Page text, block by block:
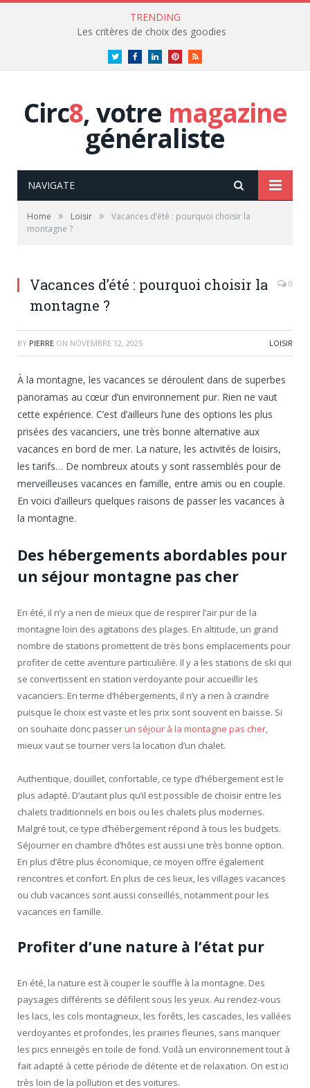
TRENDING
Les critères de choix des goodies
TwitterFacebookLinkedInPinterestRSS
Circ8, votre magazine
généraliste
NAVIGATE
Home » Loisir »
Vacances d’été : pourquoi choisir la
montagne ?
Vacances d’été : pourquoi choisir la
montagne ?
0
BY PIERRE ON NOVEMBRE 12, 2025 LOISIR
À la montagne, les vacances se déroulent dans de superbes
panoramas au cœur d’un environnement pur. Rien ne vaut
cette expérience. C’est d’ailleurs l’une des options les plus
prisées des vacanciers, une très bonne alternative aux
vacances en bord de mer. La nature, les activités de loisirs,
les tarifs… De nombreux atouts y sont rassemblés pour de
merveilleuses vacances en famille, entre amis ou en couple.
En voici d’ailleurs quelques raisons de passer les vacances à
la montagne.
Des hébergements abordables pour
un séjour montagne pas cher
En été, il n’y a rien de mieux que de respirer l’air pur de la
montagne loin des agitations des plages. En altitude, un grand
nombre de stations promettent de très bons emplacements pour
profiter de cette aventure particulière. Il y a les stations de ski qui
se convertissent en station verdoyante pour accueillir les
vacanciers. En terme d’hébergements, il n’y a rien à craindre
puisque le choix est vaste et les prix sont souvent en baisse. Si
on souhaite donc passerun séjour à la montagne pas cher,
mieux vaut se tourner vers la location d’un chalet.
Authentique, douillet, confortable, ce type d’hébergement est le
plus adapté. D’autant plus qu’il est possible de choisir entre les
chalets traditionnels en bois ou les chalets plus modernes.
Malgré tout, ce type d’hébergement répond à tous les budgets.
Séjourner en chambre d’hôtes est aussi une très bonne option.
En plus d’être plus économique, ce moyen offre également
rencontres et confort. En plus de ces lieux, les villages vacances
ou club vacances sont aussi conseillés, notamment pour les
vacances en famille.
Profiter d’une nature à l’état pur
En été, la nature est à couper le souffle à la montagne. Des
paysages différents se défilent sous les yeux. Au rendez-vous
les lacs, les cols montagneux, les forêts, les cascades, les vallées
verdoyantes et profondes, les prairies fleuries, sans manquer
les pics enneigés en toile de fond. Voilà un environnement tout à
fait adapté à cette période de détente et de relaxation. On est ici
très loin de la pollution et des voitures.